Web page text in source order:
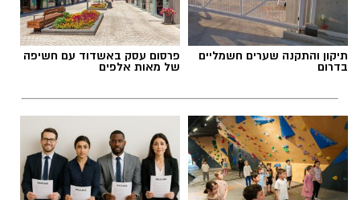
תיקון והתקנה שערים חשמליים
בדרום
פרסום עסק באשדוד עם חשיפה
של מאות אלפים